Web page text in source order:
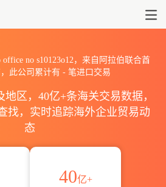
office no s10123o12，来自阿拉伯联合酋
此公司累计有 -笔进口交易
区，40亿+条海关交易数据，
找，实时追踪海外企业贸易动
态
40亿+